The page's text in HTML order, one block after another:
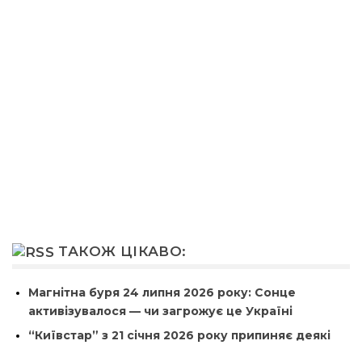
ТАКОЖ ЦІКАВО:
Магнітна буря 24 липня 2026 року: Сонце
активізувалося — чи загрожує це Україні
“Київстар” з 21 січня 2026 року припиняє деякі